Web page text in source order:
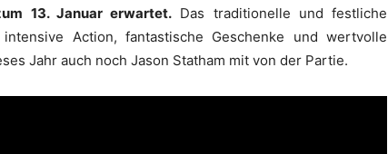
13. Januar erwartet. Das traditionelle und festliche
Action, fantastische Geschenke und wertvolle
Jahr auch noch Jason Statham mit von der Partie.